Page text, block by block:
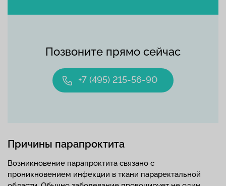
Позвоните прямо сейчас
+7 (495) 215-56-90
Причины парапроктита
Возникновение парапроктита связано с
проникновением инфекции в ткани параректальной